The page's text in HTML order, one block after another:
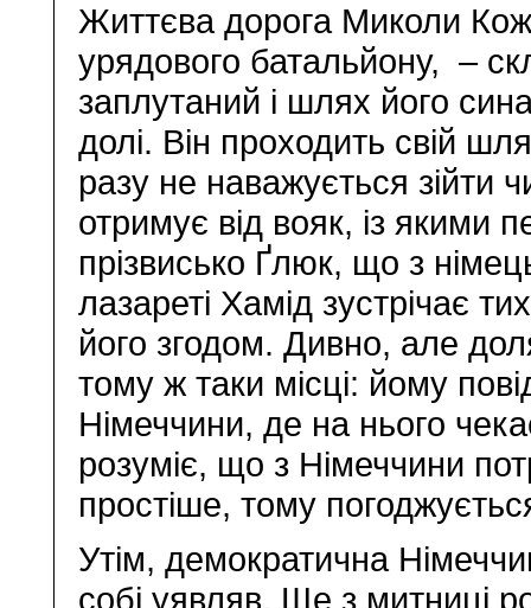
Життєва дорога Миколи
урядового батальйону, –
заплутаний і шлях його
долі. Він проходить свій
разу не наважується зійти
отримує від вояк, із якими
прізвисько Ґлюк, що з
лазареті Хамід зустрічає
його згодом. Дивно, але
тому ж таки місці: йому
Німеччини, де на нього
розуміє, що з Німеччини
простіше, тому
Утім, демократична
собі уявляв. Ще з митниці